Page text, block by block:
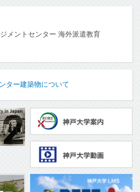
メントセンター 海外派遣教育
ター建築物について